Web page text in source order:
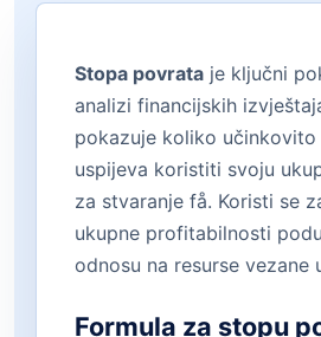
Stopa povrata je ključni
analizi financijskih
pokazuje koliko
uspijeva koristiti svoju
za stvaranje få. Koristi se
ukupne profitabilnosti
odnosu na resurse vezane
Formula za stopu